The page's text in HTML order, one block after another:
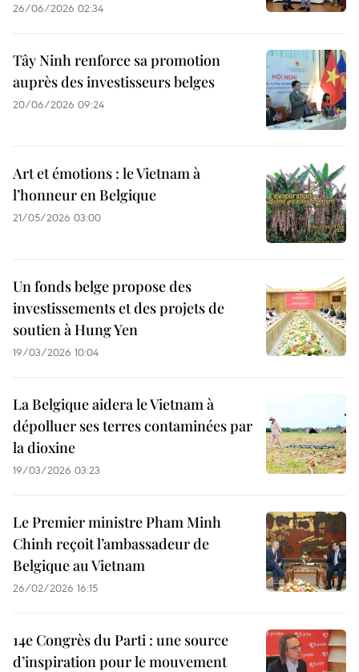
26/06/2026 02:34
Tây Ninh renforce sa promotion
auprès des investisseurs belges
20/06/2026 09:24
Art et émotions : le Vietnam à
l’honneur en Belgique
21/05/2026 03:00
Un fonds belge propose des
investissements et des projets de
soutien à Hung Yen
19/03/2026 10:04
La Belgique aidera le Vietnam à
dépolluer ses terres contaminées par
la dioxine
19/03/2026 03:23
Le Premier ministre Pham Minh
Chinh reçoit l’ambassadeur de
Belgique au Vietnam
26/02/2026 16:15
14e Congrès du Parti : une source
d’inspiration pour le mouvement